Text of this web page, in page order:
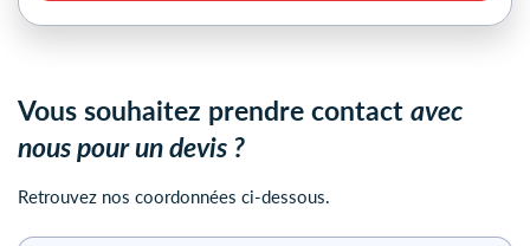
Vous souhaitez prendre contactavec
nous pour un devis ?
Retrouvez nos coordonnées ci-dessous.